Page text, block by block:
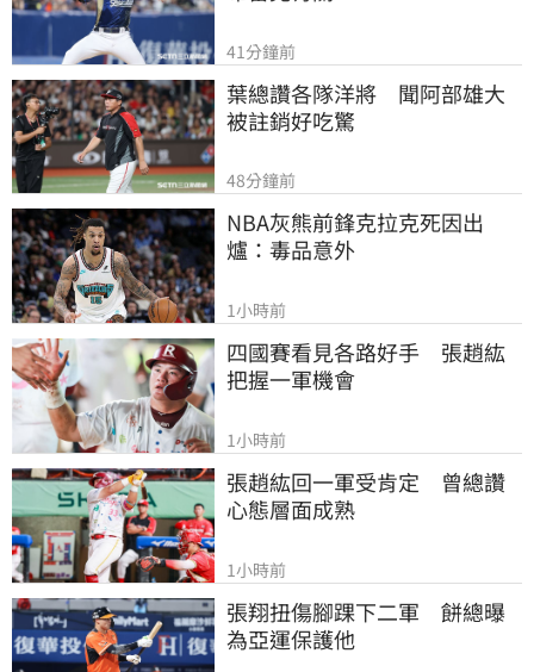
41分鐘前
葉總讚各隊洋將　聞阿部雄大
被註銷好吃驚
48分鐘前
NBA灰熊前鋒克拉克死因出
爐：毒品意外
1小時前
四國賽看見各路好手　張趙紘
把握一軍機會
1小時前
張趙紘回一軍受肯定　曾總讚
心態層面成熟
1小時前
張翔扭傷腳踝下二軍　餅總曝
為亞運保護他